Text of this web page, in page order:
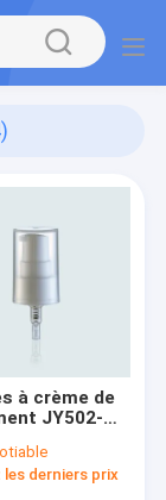
à crème de
JY502-
les derniers prix